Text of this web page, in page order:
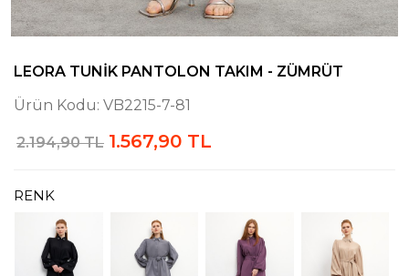
LEORA TUNIK PANTOLON TAKIM - ZÜMRÜT
Ürün Kodu: VB2215-7-81
2.194,90 TL 1.567,90 TL
RENK